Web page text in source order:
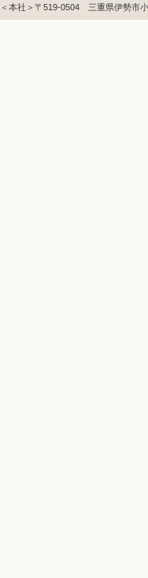
＜本社＞〒519-0504 三重県伊勢市